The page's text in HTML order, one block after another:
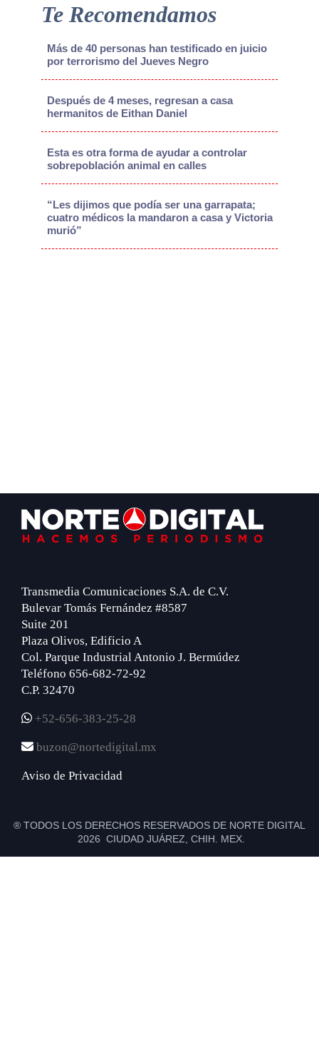
Te Recomendamos
Más de 40 personas han testificado en juicio
por terrorismo del Jueves Negro
Después de 4 meses, regresan a casa
hermanitos de Eithan Daniel
Esta es otra forma de ayudar a controlar
sobrepoblación animal en calles
“Les dijimos que podía ser una garrapata;
cuatro médicos la mandaron a casa y Victoria
murió”
Footer
Transmedia Comunicaciones S.A. de C.V.
Bulevar Tomás Fernández #8587
Suite 201
Plaza Olivos, Edificio A
Col. Parque Industrial Antonio J. Bermúdez
Teléfono 656-682-72-92
C.P. 32470
+52-656-383-25-28
buzon@nortedigital.mx
Aviso de Privacidad
® TODOS LOS DERECHOS RESERVADOS DE NORTE DIGITAL
2026 CIUDAD JUÁREZ, CHIH. MEX.